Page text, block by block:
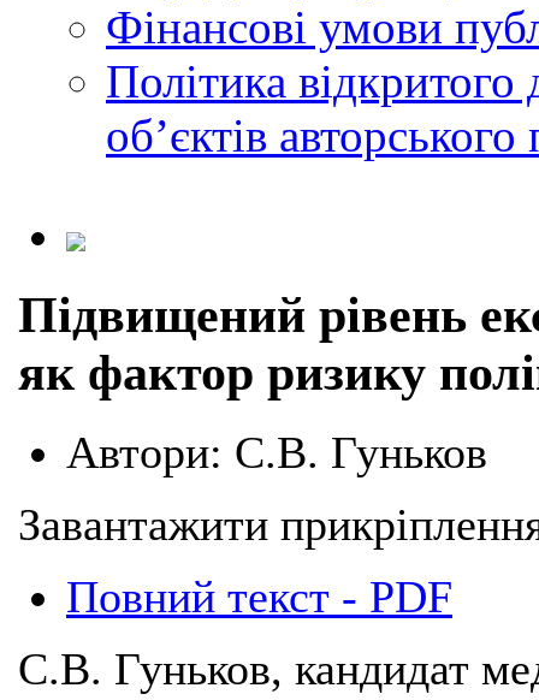
Фінансові умови
Політика
обʼєктів авторського
Підвищений рівень
як фактор ризику
Автори: С.В. Гуньков
Завантажити
Повний текст - PDF
С.В. Гуньков, кандидат